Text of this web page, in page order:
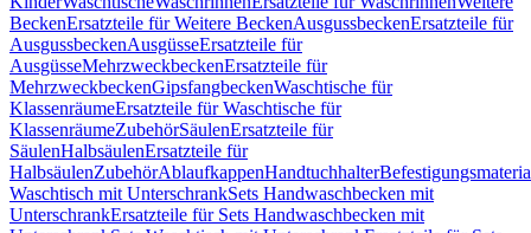
BeckenErsatzteile für Weitere BeckenAusgussbeckenErsatzteile für
AusgussbeckenAusgüsseErsatzteile für
AusgüsseMehrzweckbeckenErsatzteile für
MehrzweckbeckenGipsfangbeckenWaschtische für
KlassenräumeErsatzteile für Waschtische für
KlassenräumeZubehörSäulenErsatzteile für
SäulenHalbsäulenErsatzteile für
HalbsäulenZubehörAblaufkappenHandtuchhalter
Waschtisch mit UnterschrankSets Handwaschbecken mit
UnterschrankErsatzteile für Sets Handwaschbecken mit